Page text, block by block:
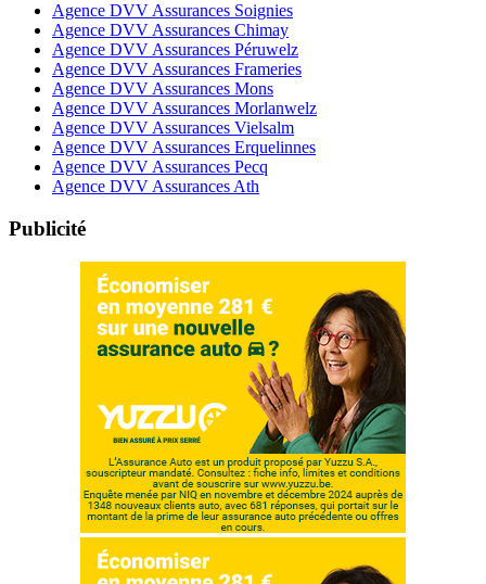
Agence DVV Assurances Soignies
Agence DVV Assurances Chimay
Agence DVV Assurances Péruwelz
Agence DVV Assurances Frameries
Agence DVV Assurances Mons
Agence DVV Assurances Morlanwelz
Agence DVV Assurances Vielsalm
Agence DVV Assurances Erquelinnes
Agence DVV Assurances Pecq
Agence DVV Assurances Ath
Publicité